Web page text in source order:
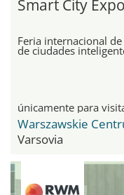
Smart City
Feria internacional
de ciudades
únicamente para
Warszawskie
Varsovia